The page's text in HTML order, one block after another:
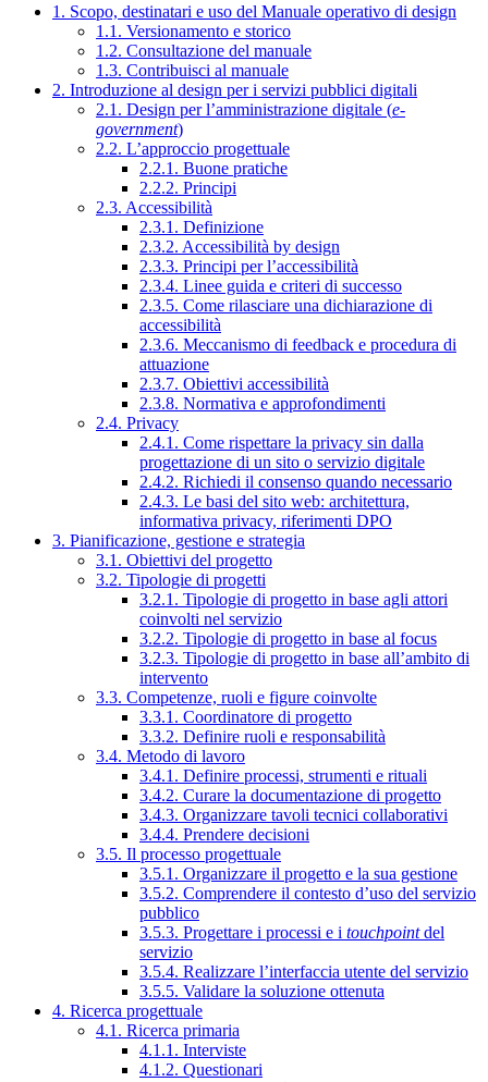
1. Scopo, destinatari e uso del Manuale operativo di design
1.1. Versionamento e storico
1.2. Consultazione del manuale
1.3. Contribuisci al manuale
2. Introduzione al design per i servizi pubblici digitali
2.1. Design per l’amministrazione digitale (e-
government)
2.2. L’approccio progettuale
2.2.1. Buone pratiche
2.2.2. Principi
2.3. Accessibilità
2.3.1. Definizione
2.3.2. Accessibilità by design
2.3.3. Principi per l’accessibilità
2.3.4. Linee guida e criteri di successo
2.3.5. Come rilasciare una dichiarazione di
accessibilità
2.3.6. Meccanismo di feedback e procedura di
attuazione
2.3.7. Obiettivi accessibilità
2.3.8. Normativa e approfondimenti
2.4. Privacy
2.4.1. Come rispettare la privacy sin dalla
progettazione di un sito o servizio digitale
2.4.2. Richiedi il consenso quando necessario
2.4.3. Le basi del sito web: architettura,
informativa privacy, riferimenti DPO
3. Pianificazione, gestione e strategia
3.1. Obiettivi del progetto
3.2. Tipologie di progetti
3.2.1. Tipologie di progetto in base agli attori
coinvolti nel servizio
3.2.2. Tipologie di progetto in base al focus
3.2.3. Tipologie di progetto in base all’ambito di
intervento
3.3. Competenze, ruoli e figure coinvolte
3.3.1. Coordinatore di progetto
3.3.2. Definire ruoli e responsabilità
3.4. Metodo di lavoro
3.4.1. Definire processi, strumenti e rituali
3.4.2. Curare la documentazione di progetto
3.4.3. Organizzare tavoli tecnici collaborativi
3.4.4. Prendere decisioni
3.5. Il processo progettuale
3.5.1. Organizzare il progetto e la sua gestione
3.5.2. Comprendere il contesto d’uso del servizio
pubblico
3.5.3. Progettare i processi e i touchpointdel
servizio
3.5.4. Realizzare l’interfaccia utente del servizio
3.5.5. Validare la soluzione ottenuta
4. Ricerca progettuale
4.1. Ricerca primaria
4.1.1. Interviste
4.1.2. Questionari